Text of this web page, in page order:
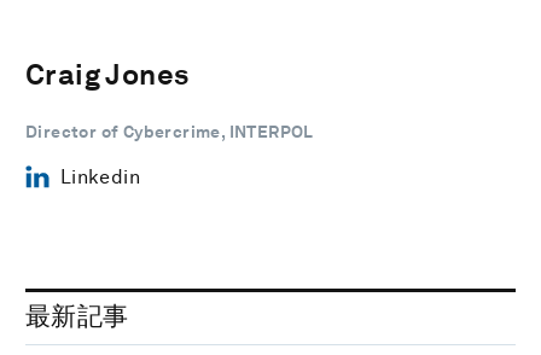
Craig Jones
Director of Cybercrime, INTERPOL
Linkedin
最新記事